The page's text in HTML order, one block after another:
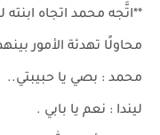
**اتَّجه محمد اتجاه
محاولًا تهدئة الأمور
محمد : بصي يا حبيبتي..
ليندا : نعم يا بابي .